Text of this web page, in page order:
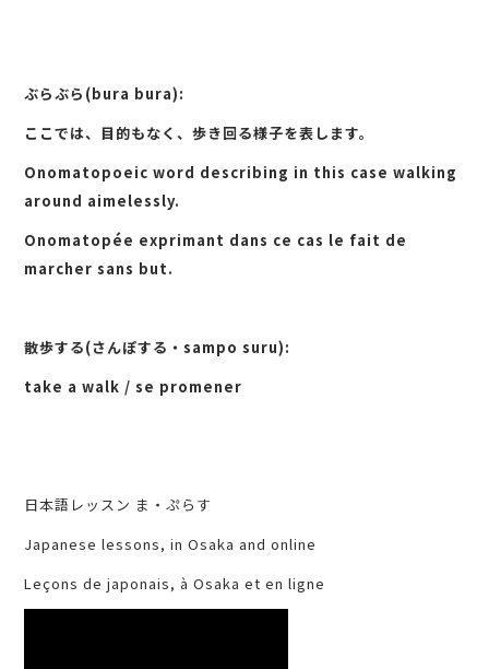
ぶらぶら(bura bura):
ここでは、目的もなく、歩き回る様子を表します。
Onomatopoeic word describing in this case walking
around aimelessly.
Onomatopée exprimant dans ce cas le fait de
marcher sans but.
散歩する(さんぽする・sampo suru):
take a walk / se promener
日本語レッスン ま・ぷらす
Japanese lessons, in Osaka and online
Leçons de japonais, à Osaka et en ligne